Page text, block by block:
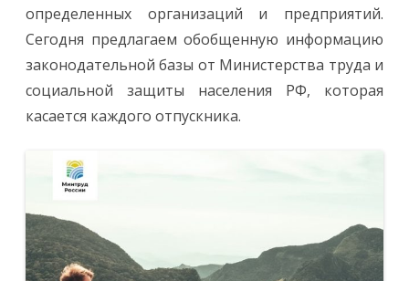
определенных организаций и предприятий.
Сегодня предлагаем обобщенную информацию
законодательной базы от Министерства труда и
социальной защиты населения РФ, которая
касается каждого отпускника.